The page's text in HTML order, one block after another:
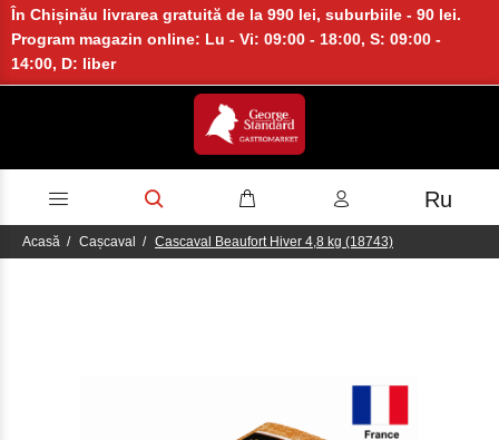
În Chișinău livrarea gratuită de la 990 lei, suburbiile - 90 lei.
Program magazin online: Lu - Vi: 09:00 - 18:00, S: 09:00 -
14:00, D: liber
Ru
Acasă Cașcaval Cascaval Beaufort Hiver 4,8 kg (18743)